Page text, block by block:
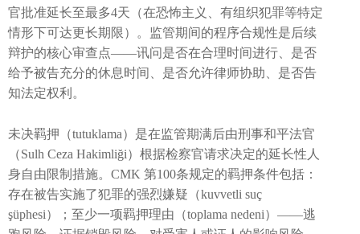
官批准延长至最多4天（在恐怖主义、有组织犯罪等特定
情形下可达更长期限）。监管期间的程序合规性是后续
辩护的核心审查点——讯问是否在合理时间进行、是否
给予被告充分的休息时间、是否允许律师协助、是否告
知法定权利。
未决羁押（tutuklama）是在监管期满后由刑事和平法官
（Sulh Ceza Hakimliği）根据检察官请求决定的延长性人
身自由限制措施。CMK 第100条规定的羁押条件包括：
存在被告实施了犯罪的强烈嫌疑（kuvvetli suç
şüphesi）；至少一项羁押理由（toplama nedeni）——逃